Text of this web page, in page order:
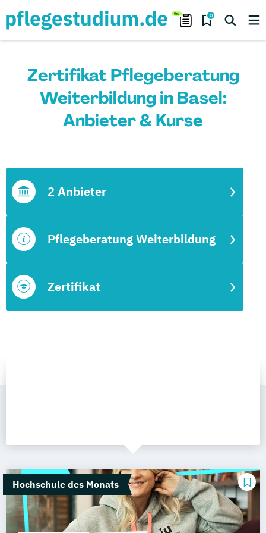
0
Zertifikat Pflegeberatung
Weiterbildung in Basel:
Anbieter & Kurse
Zertifikat
Pflegeberatung Weiterbildung
2 Anbieter
Hochschule des Monats